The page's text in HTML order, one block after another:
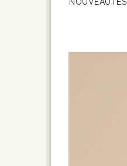
Navigation